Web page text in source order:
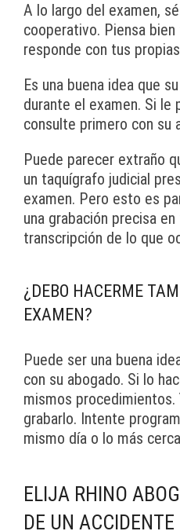
A lo largo del examen,
cooperativo. Piensa
responde con tus
Es una buena idea que
durante el examen. Si le
consulte primero con su
Puede parecer extraño
un taquígrafo judicial
examen. Pero esto es
una grabación precisa
transcripción de lo que
¿DEBO HACERME
EXAMEN?
Puede ser una buena
con su abogado. Si lo
mismos procedimientos.
grabarlo. Intente
mismo día o lo más
ELIJA RHINO
DE UN ACCIDENTE